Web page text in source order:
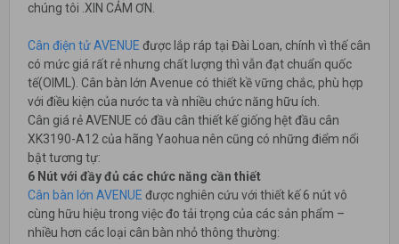
chúng tôi .XIN CẢM ƠN.
Cân điện tử AVENUE được lắp ráp tại Đài Loan, chính vì thế cân
có mức giá rất rẻ nhưng chất lượng thì vẫn đạt chuẩn quốc
tế(OIML). Cân bàn lớn Avenue có thiết kề vững chắc, phù hợp
với điều kiện của nước ta và nhiều chức năng hữu ích.
Cân giá rẻ AVENUE có đầu cân thiết kế giống hệt đầu cân
XK3190-A12 của hãng Yaohua nên cũng có những điểm nổi
bật tương tự:
6 Nút với đầy đủ các chức năng cần thiết
Cân bàn lớn AVENUE được nghiên cứu với thiết kế 6 nút vô
cùng hữu hiệu trong việc đo tải trọng của các sản phẩm –
nhiều hơn các loại cân bàn nhỏ thông thường: